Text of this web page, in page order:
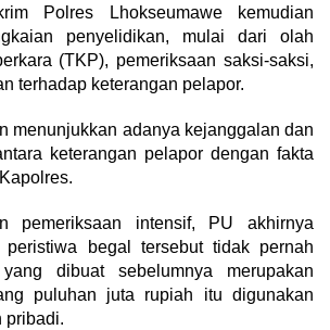
Polres Lhokseumawe kemudian
penyelidikan, mulai dari olah
(TKP), pemeriksaan saksi-saksi,
terhadap keterangan pelapor.
menunjukkan adanya kejanggalan dan
keterangan pelapor dengan fakta
pemeriksaan intensif, PU akhirnya
peristiwa begal tersebut tidak pernah
dibuat sebelumnya merupakan
puluhan juta rupiah itu digunakan
pribadi.